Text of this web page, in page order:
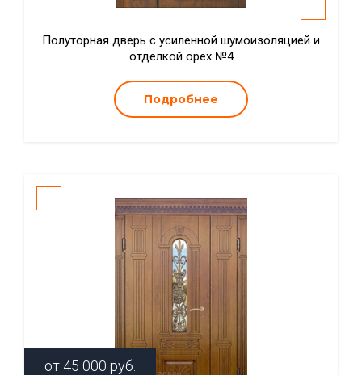
Полуторная дверь с усиленной шумоизоляцией и
отделкой орех №4
Подробнее
от 45 000 руб.